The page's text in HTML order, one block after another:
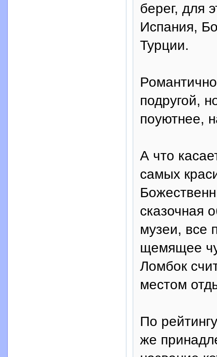
берег, для
Испания,
Турции.
подругой,
поуютнее,
А что
самых
сказочная
музеи, все
щемящее
Ломбок
местом
По
же